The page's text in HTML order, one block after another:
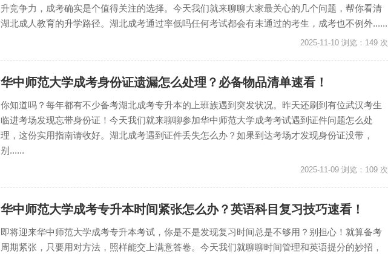
升竞争力，成考确实是个值得关注的选择。今天我们就来聊聊大家最关心的几个问题，帮你看清
湖北成人教育的升学路径。湖北成考通过率低吗任何考试都会有未通过的考生，成考也不例外......
2025-11-10 浏览：149 次
华中师范大学成考身份证遗漏怎么处理？必备物品清单速看！
你知道吗？每年都有不少备考湖北成考专升本的上班族遇到突发状况。昨天还刷到有位武汉考生
临进考场发现忘带身份证！今天我们就来聊聊参加华中师范大学成考考试遇到证件问题怎么处
理，这份实用指南请收好。湖北成考遇到证件丢失怎么办？如果到达考场才发现身份证没带，
别......
2025-11-09 浏览：109 次
华中师范大学成考专升本时间紧张怎么办？英语科目复习技巧速看！
即将迎来华中师范大学成考专升本考试，你是不是发现复习时间总是不够用？别担心！就算备考
周期紧张，只要用对方法，照样能交上满意答卷。今天我们就聊聊时间管理和英语提分的妙招，